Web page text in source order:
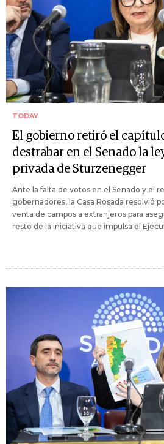
TODAY
El gobierno retiró el
destrabar en el Senado la
privada de Sturzenegger
Ante la falta de votos en el Senado y el
gobernadores, la Casa Rosada resolvió
venta de campos a extranjeros para
resto de la iniciativa que impulsa el